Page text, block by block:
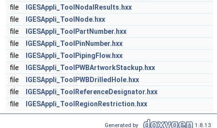
file
IGESAppli_ToolNodalResults.hxx
file
IGESAppli_ToolNode.hxx
file
IGESAppli_ToolPartNumber.hxx
file
IGESAppli_ToolPinNumber.hxx
file
IGESAppli_ToolPipingFlow.hxx
file
IGESAppli_ToolPWBArtworkStackup.hxx
file
IGESAppli_ToolPWBDrilledHole.hxx
file
IGESAppli_ToolReferenceDesignator.hxx
file
IGESAppli_ToolRegionRestriction.hxx
Generated by 1.8.13